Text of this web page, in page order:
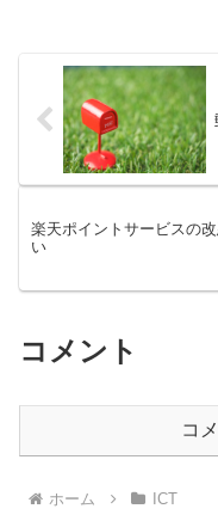
楽天ポイントサービスの
い
コメント
コ
ホーム ICT